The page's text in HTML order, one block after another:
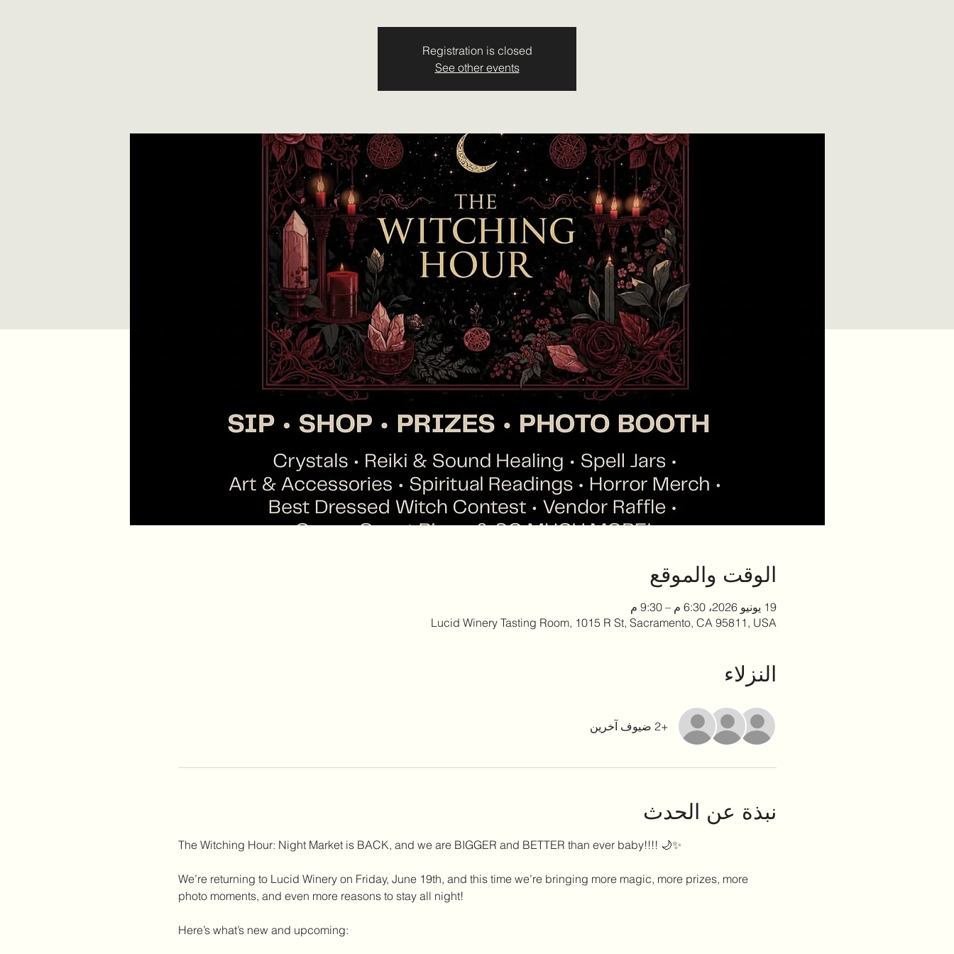
Registration is closed
See other events
الوقت والموقع
19 يونيو 2026، 6:30 م – 9:30 م
Lucid Winery Tasting Room, 1015 R St, Sacramento, CA 95811, USA
النزلاء
+2 ضيوف آخرين
نبذة عن الحدث
The Witching Hour: Night Market is BACK, and we are BIGGER and BETTER than ever baby!!!! 🌙✨
We’re returning to Lucid Winery on Friday, June 19th, and this time we’re bringing more magic, more prizes, more
photo moments, and even more reasons to stay all night!
Here’s what’s new and upcoming: